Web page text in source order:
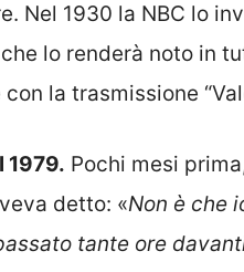
Nel 1930 la NBC lo
che lo renderà noto in
la trasmissione
1979. Pochi mesi
detto: «Non è che
tante ore